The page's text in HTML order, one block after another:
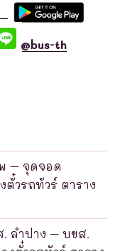
@bus-th
– จุดจอด
วรถทัวร์ ตาราง
ลำปาง – บขส.